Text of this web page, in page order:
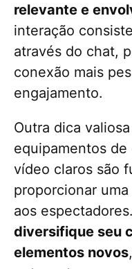
relevante e
interação
através do chat,
conexão mais
engajamento.
Outra dica
equipamentos
vídeo claros são
proporcionar
aos
diversifique seu
elementos novos